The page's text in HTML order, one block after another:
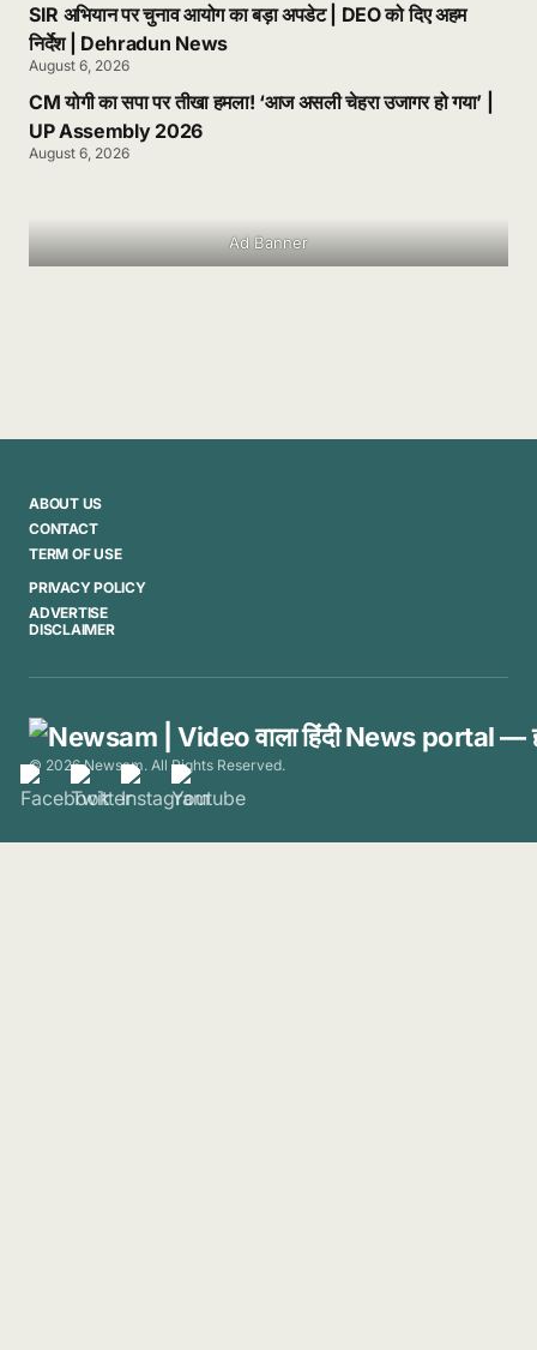
SIR अभियान पर चुनाव आयोग का बड़ा अपडेट | DEO को दिए अहम
निर्देश | Dehradun News
August 6, 2026
CM योगी का सपा पर तीखा हमला! ‘आज असली चेहरा उजागर हो गया’ |
UP Assembly 2026
August 6, 2026
Ad Banner
ABOUT US
CONTACT
TERM OF USE
PRIVACY POLICY
ADVERTISE
DISCLAIMER
© 2026 Newsam. All Rights Reserved.